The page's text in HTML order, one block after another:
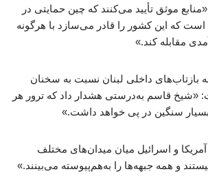
موثق تأیید می‌کنند که چین حمایتی در
است که این کشور را قادر می‌سازد با هرگونه
مقابله کند.»
بازتاب‌های داخلی لبنان نسبت به سخنان
«شیخ قاسم به‌درستی هشدار داد که ترور هر
سنگین در پی خواهد داشت.»
و اسرائیل میان میدان‌های مختلف
و همه جبهه‌ها را به‌هم‌پیوسته می‌بینند.»